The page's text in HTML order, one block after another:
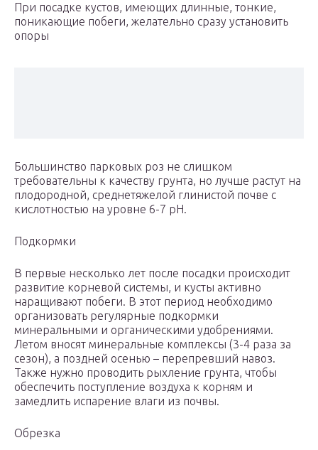
При посадке кустов, имеющих длинные, тонкие,
поникающие побеги, желательно сразу установить
опоры
Большинство парковых роз не слишком
требовательны к качеству грунта, но лучше растут на
плодородной, среднетяжелой глинистой почве с
кислотностью на уровне 6-7 рН.
Подкормки
В первые несколько лет после посадки происходит
развитие корневой системы, и кусты активно
наращивают побеги. В этот период необходимо
организовать регулярные подкормки
минеральными и органическими удобрениями.
Летом вносят минеральные комплексы (3-4 раза за
сезон), а поздней осенью – перепревший навоз.
Также нужно проводить рыхление грунта, чтобы
обеспечить поступление воздуха к корням и
замедлить испарение влаги из почвы.
Обрезка